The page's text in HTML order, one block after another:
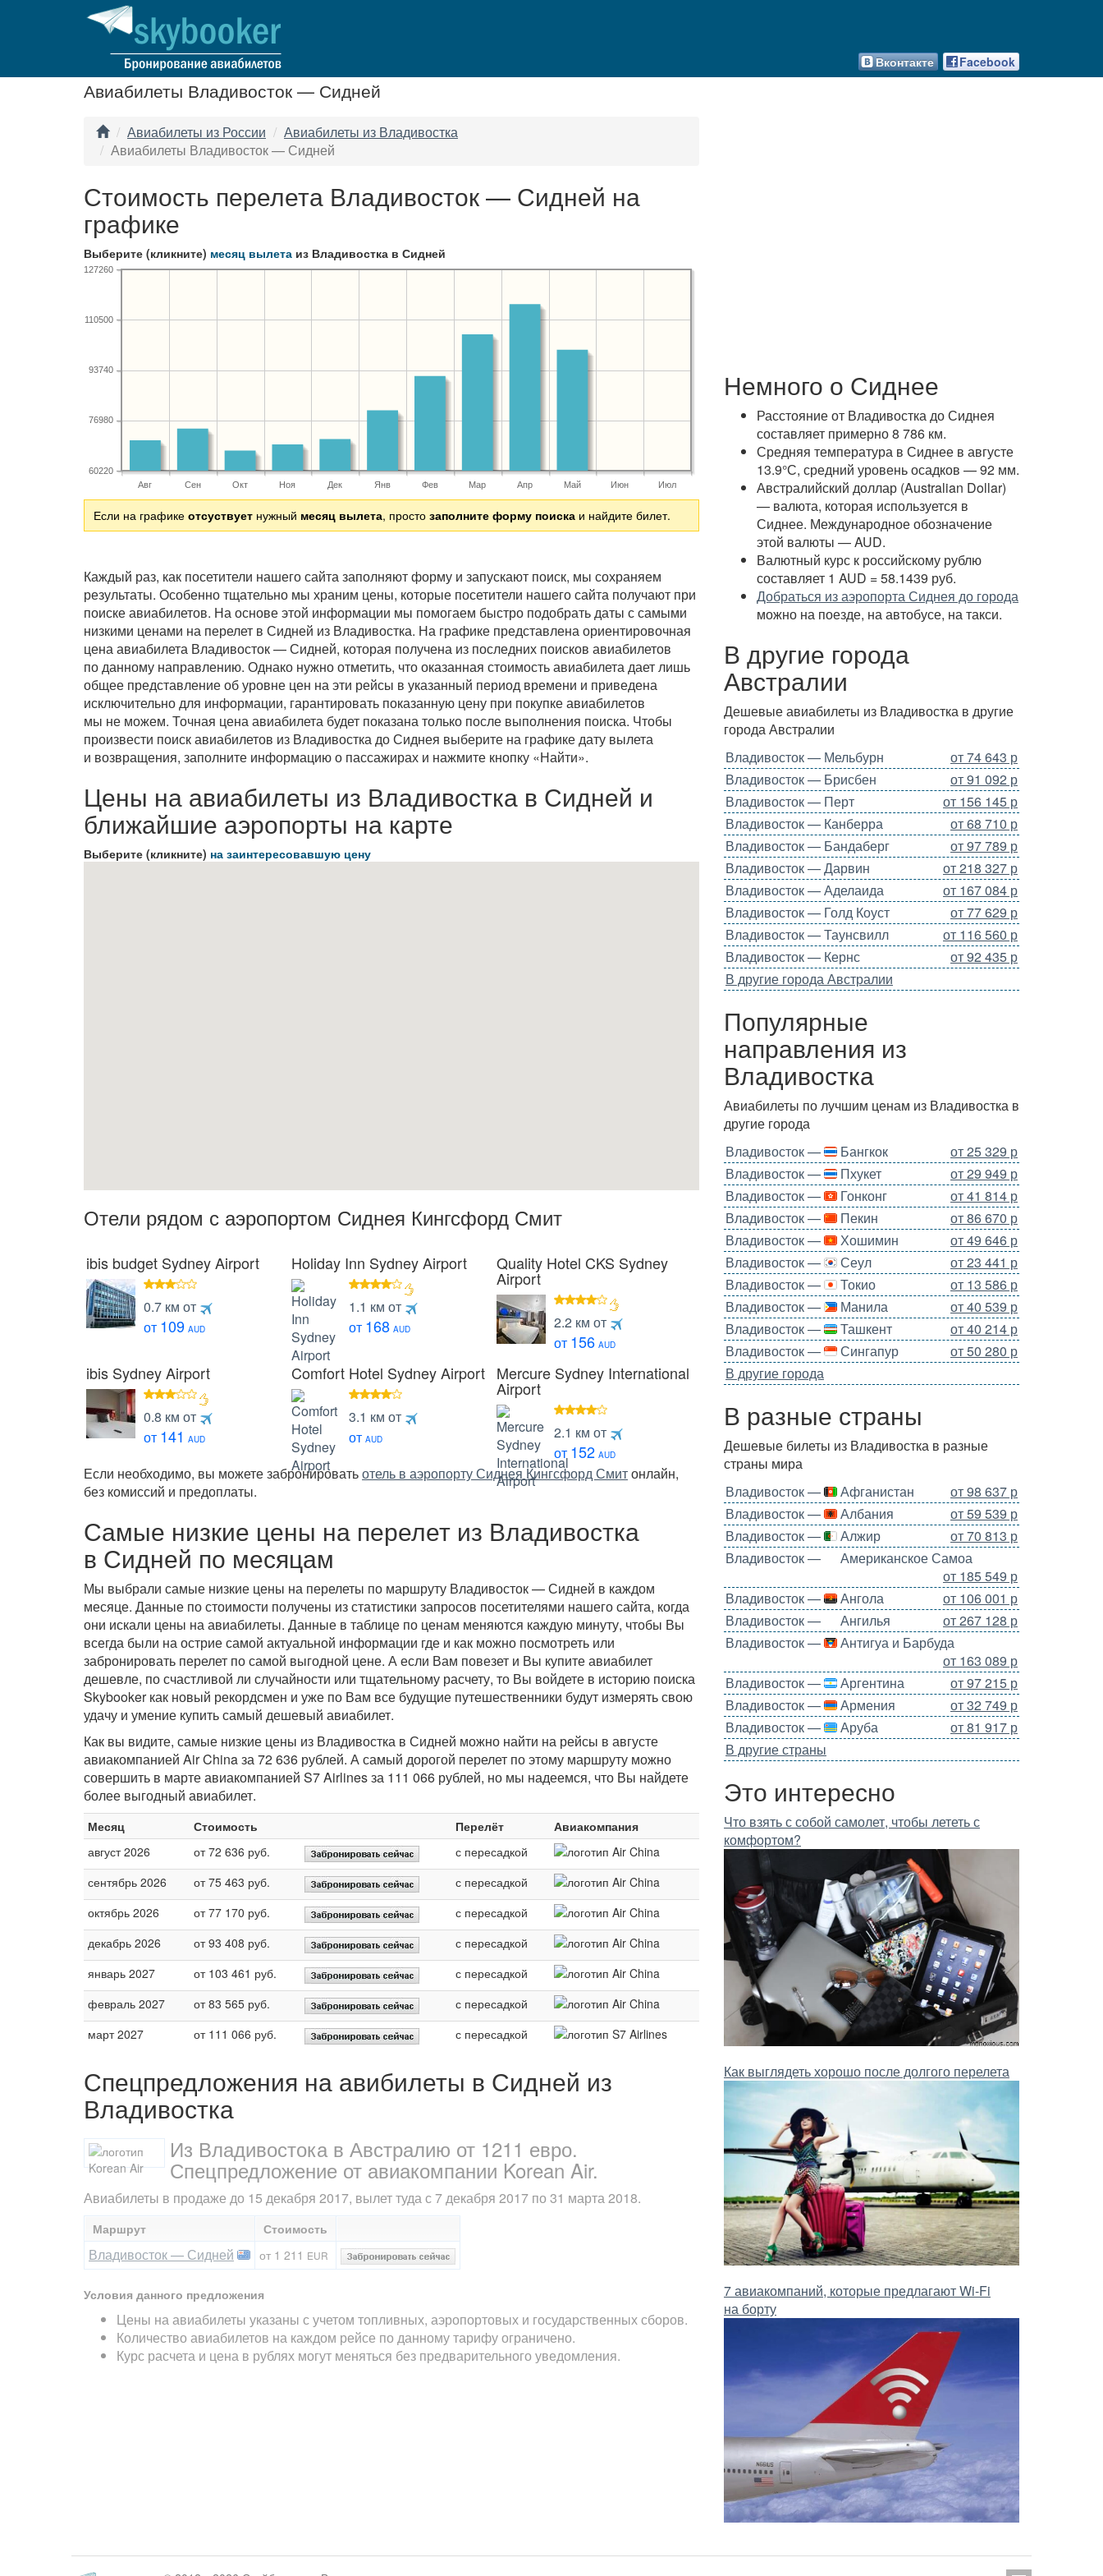
Facebook
Вконтакте
Авиабилеты Владивосток — Сидней
Авиабилеты из России
Авиабилеты из Владивостка
Авиабилеты Владивосток — Сидней
Стоимость перелета Владивосток — Сидней на
графике
Выберите (кликните) месяц вылета из Владивостка в Сидней
Авг Сен Окт Ноя Дек Янв Фев Мар Апр Май Июн Июл
60220
76980
93740
110500
127260
Если на графикеотсуствует нужный месяц вылета, простозаполните форму поиска и найдите билет.
Каждый раз, как посетители нашего сайта заполняют форму и запускают поиск, мы сохраняем
результаты. Особенно тщательно мы храним цены, которые посетители нашего сайта получают при
поиске авиабилетов. На основе этой информации мы помогаем быстро подобрать даты с самыми
низкими ценами на перелет в Сидней из Владивостка. На графике представлена ориентировочная
цена авиабилета Владивосток — Сидней, которая получена из последних поисков авиабилетов
по данному направлению. Однако нужно отметить, что оказанная стоимость авиабилета дает лишь
общее представление об уровне цен на эти рейсы в указанный период времени и приведена
исключительно для информации, гарантировать показанную цену при покупке авиабилетов
мы не можем. Точная цена авиабилета будет показана только после выполнения поиска. Чтобы
произвести поиск авиабилетов из Владивостка до Сиднея выберите на графике дату вылета
и возвращения, заполните информацию о пассажирах и нажмите кнопку «Найти».
Цены на авиабилеты из Владивостка в Сидней и
ближайшие аэропорты на карте
Выберите (кликните) на заинтересовавшую цену
Отели рядом с аэропортом Сиднея Кингсфорд Смит
ibis budget Sydney Airport
3
звезды
0.7 км от
от 109 AUD
Holiday Inn Sydney Airport
4
звезды
1.1 км от
от 168 AUD
Quality Hotel CKS Sydney
Airport
4
звезды
2.2 км от
от 156 AUD
ibis Sydney Airport
3
звезды
0.8 км от
от 141 AUD
Comfort Hotel Sydney Airport
4
звезды
3.1 км от
от AUD
Mercure Sydney International
Airport
4
звезды
2.1 км от
от 152 AUD
Если необходимо, вы можете забронироватьотель в аэропорту Сиднея Кингсфорд Смитонлайн,
без комиссий и предоплаты.
Самые низкие цены на перелет из Владивостка
в Сидней по месяцам
Мы выбрали самые низкие цены на перелеты по маршруту Владивосток — Сидней в каждом
месяце. Данные по стоимости получены из статистики запросов посетителями нашего сайта, когда
они искали цены на авиабилеты. Данные в таблице по ценам меняются каждую минуту, чтобы Вы
всегда были на острие самой актуальной информации где и как можно посмотреть или
забронировать перелет по самой выгодной цене. А если Вам повезет и Вы купите авиабилет
дешевле, по счастливой ли случайности или тщательному расчету, то Вы войдете в историю поиска
Skybooker как новый рекордсмен и уже по Вам все будущие путешественники будут измерять свою
удачу и умение купить самый дешевый авиабилет.
Как вы видите, самые низкие цены из Владивостка в Сидней можно найти на рейсы в августе
авиакомпанией Air China за 72 636 рублей. А самый дорогой перелет по этому маршруту можно
совершить в марте авиакомпанией S7 Airlines за 111 066 рублей, но мы надеемся, что Вы найдете
более выгодный авиабилет.
Месяц Стоимость Перелёт
Авиакомпания
август 2026
от 72 636 руб.
с пересадкой
сентябрь 2026
от 75 463 руб.
с пересадкой
октябрь 2026
от 77 170 руб.
с пересадкой
декабрь 2026
от 93 408 руб.
с пересадкой
январь 2027
от 103 461 руб.
с пересадкой
февраль 2027
от 83 565 руб.
с пересадкой
март 2027
от 111 066 руб. с пересадкой
Спецпредложения на авибилеты в Сидней из
Владивостка
Из Владивостока в Австралию от 1211 евро.
Спецпредложение от авиакомпании Korean Air.
Авиабилеты в продаже до 15 декабря 2017, вылет туда с 7 декабря 2017 по 31 марта 2018.
Маршрут Стоимость
Владивосток — Сидней от 1 211 EUR
Условия данного предложения
Цены на авиабилеты указаны с учетом топливных, аэропортовых и государственных сборов.
Количество авиабилетов на каждом рейсе по данному тарифу ограничено.
Курс расчета и цена в рублях могут меняться без предварительного уведомления.
Немного о Сиднее
Расстояние от Владивостка до Сиднея
составляет примерно 8 786 км.
Средняя температура в Сиднее в августе
13.9°С, средний уровень осадков — 92 мм.
Австралийский доллар (Australian Dollar)
— валюта, которая используется в
Сиднее. Международное обозначение
этой валюты — AUD.
Валютный курс к российскому рублю
составляет 1 AUD = 58.1439 руб.
Добраться из аэропорта Сиднея до города
можно на поезде, на автобусе, на такси.
В другие города
Австралии
Дешевые авиабилеты из Владивостка в другие
города Австралии
Владивосток — Мельбурн
от 74 643 р
Владивосток — Брисбен
от 91 092 р
Владивосток — Перт
от 156 145 р
Владивосток — Канберра
от 68 710 р
Владивосток — Бандаберг
от 97 789 р
Владивосток — Дарвин
от 218 327 р
Владивосток — Аделаида
от 167 084 р
Владивосток — Голд Коуст
от 77 629 р
Владивосток — Таунсвилл
от 116 560 р
Владивосток — Кернс
от 92 435 р
В другие города Австралии
Популярные
направления из
Владивостка
Авиабилеты по лучшим ценам из Владивостка в
другие города
Владивосток —
Бангкок
от 25 329 р
Владивосток —
Пхукет
от 29 949 р
Владивосток —
Гонконг
от 41 814 р
Владивосток —
Пекин
от 86 670 р
Владивосток —
Хошимин
от 49 646 р
Владивосток —
Сеул
от 23 441 р
Владивосток —
Токио
от 13 586 р
Владивосток —
Манила
от 40 539 р
Владивосток —
Ташкент
от 40 214 р
Владивосток —
Сингапур
от 50 280 р
В другие города
В разные страны
Дешевые билеты из Владивостка в разные
страны мира
Владивосток —
Афганистан
от 98 637 р
Владивосток —
Албания
от 59 539 р
Владивосток —
Алжир
от 70 813 р
Владивосток —
Американское Самоа
от 185 549 р
Владивосток —
Ангола
от 106 001 р
Владивосток —
Ангилья
от 267 128 р
Владивосток —
Антигуа и Барбуда
от 163 089 р
Владивосток —
Аргентина
от 97 215 р
Владивосток —
Армения
от 32 749 р
Владивосток —
Аруба
от 81 917 р
В другие страны
Это интересно
Что взять с собой самолет, чтобы лететь с
комфортом?
Как выглядеть хорошо после долгого перелета
7 авиакомпаний, которые предлагают Wi-Fi
на борту